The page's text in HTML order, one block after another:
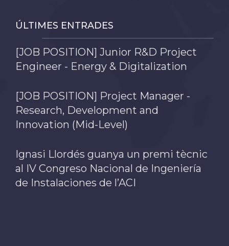
ÚLTIMES ENTRADES
[JOB POSITION] Junior R&D Project
Engineer - Energy & Digitalization
[JOB POSITION] Project Manager -
Research, Development and
Innovation (Mid-Level)
Ignasi Llordés guanya un premi tècnic
al IV Congreso Nacional de Ingeniería
de Instalaciones de l’ACI